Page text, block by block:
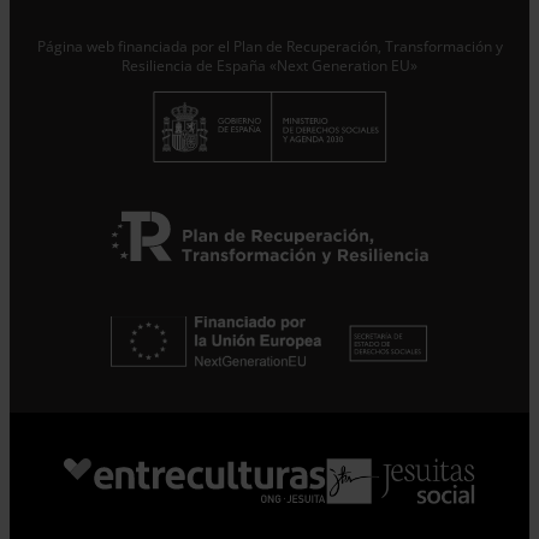
Página web financiada por el Plan de Recuperación, Transformación y
Resiliencia de España «Next Generation EU»